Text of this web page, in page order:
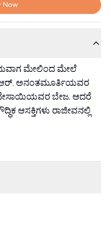
Now
ಮೇಲಿಂದ ಮೇಲೆ
ಆರ್. ಅನಂತಮೂರ್ತಿಯವರ
ದೇಸಾಯಿಯವರ ಬೇಜ. ಆದರೆ
ಆಸಕ್ತಿಗಳು ರಾಜೀವನಲ್ಲಿ